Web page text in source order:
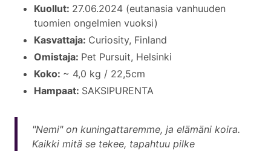
Kuollut: 27.06.2024 (eutanasia vanhuuden
tuomien ongelmien vuoksi)
Kasvattaja: Curiosity, Finland
Omistaja: Pet Pursuit, Helsinki
Koko: ~ 4,0 kg / 22,5cm
Hampaat: SAKSIPURENTA
"Nemi" on kuningattaremme, ja elämäni koira.
Kaikki mitä se tekee, tapahtuu pilke